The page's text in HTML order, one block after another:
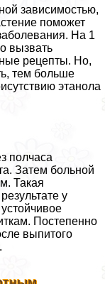
зависимостью,
поможет
На 1
вызвать
рецепты. Но,
тем больше
этанола
полчаса
Затем больной
Такая
у
Постепенно
выпитого